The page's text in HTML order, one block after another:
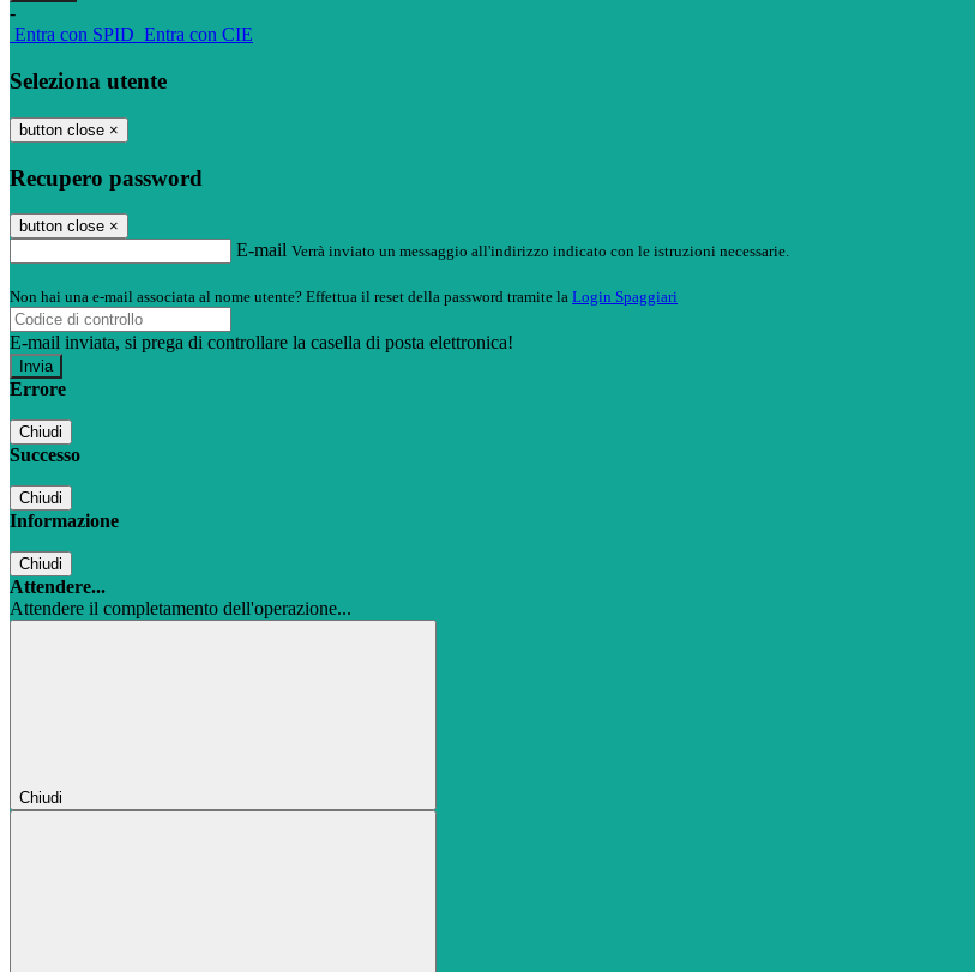
-
Entra con SPID Entra con CIE
Seleziona utente
button close ×
Recupero password
button close ×
E-mail Verrà inviato un messaggio all'indirizzo indicato con le istruzioni necessarie.
Non hai una e-mail associata al nome utente? Effettua il reset della password tramite la Login Spaggiari
E-mail inviata, si prega di controllare la casella di posta elettronica!
Errore
Chiudi
Successo
Chiudi
Informazione
Chiudi
Attendere...
Attendere il completamento dell'operazione...
Chiudi